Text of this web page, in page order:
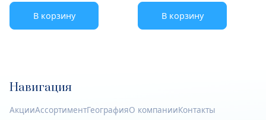
В корзину В корзину
Навигация
АкцииАссортиментГеографияО компанииКонтакты